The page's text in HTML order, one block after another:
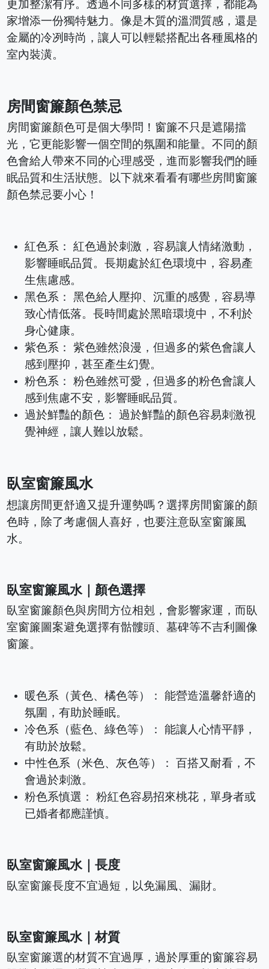
更加整潔有序。透過不同多樣的材質選擇，都能為
家增添一份獨特魅力。像是木質的溫潤質感，還是
金屬的冷冽時尚，讓人可以輕鬆搭配出各種風格的
室內裝潢。
房間窗簾顏色禁忌
房間窗簾顏色可是個大學問！窗簾不只是遮陽擋
光，它更能影響一個空間的氛圍和能量。不同的顏
色會給人帶來不同的心理感受，進而影響我們的睡
眠品質和生活狀態。以下就來看看有哪些房間窗簾
顏色禁忌要小心！
紅色系： 紅色過於刺激，容易讓人情緒激動，
影響睡眠品質。長期處於紅色環境中，容易產
生焦慮感。
黑色系： 黑色給人壓抑、沉重的感覺，容易導
致心情低落。長時間處於黑暗環境中，不利於
身心健康。
紫色系： 紫色雖然浪漫，但過多的紫色會讓人
感到壓抑，甚至產生幻覺。
粉色系： 粉色雖然可愛，但過多的粉色會讓人
感到焦慮不安，影響睡眠品質。
過於鮮豔的顏色： 過於鮮豔的顏色容易刺激視
覺神經，讓人難以放鬆。
臥室窗簾風水
想讓房間更舒適又提升運勢嗎？選擇房間窗簾的顏
色時，除了考慮個人喜好，也要注意臥室窗簾風
水。
臥室窗簾風水｜顏色選擇
臥室窗簾顏色與房間方位相剋，會影響家運，而臥
室窗簾圖案避免選擇有骷髏頭、墓碑等不吉利圖像
窗簾。
暖色系（黃色、橘色等）： 能營造溫馨舒適的
氛圍，有助於睡眠。
冷色系（藍色、綠色等）： 能讓人心情平靜，
有助於放鬆。
中性色系（米色、灰色等）： 百搭又耐看，不
會過於刺激。
粉色系慎選： 粉紅色容易招來桃花，單身者或
已婚者都應謹慎。
臥室窗簾風水｜長度
臥室窗簾長度不宜過短，以免漏風、漏財。
臥室窗簾風水｜材質
臥室窗簾選的材質不宜過厚，過於厚重的窗簾容易